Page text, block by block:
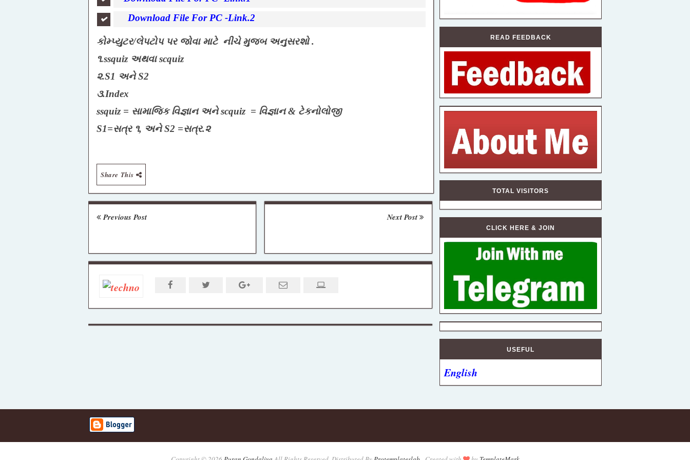
Download File For PC -Link.2
કોમ્પ્યુટર/લેપટોપ પર જોવા માટે નીચે મુજબ અનુસરશો .
૧.ssquiz અથવા scquiz
૨.S1 અને S2
૩.Index
ssquiz = સામાજિક વિજ્ઞાન અનેscquiz = વિજ્ઞાન & ટેકનોલોજી
S1=સત્ર ૧, અનેS2 =સત્ર.૨
Share This
Previous Post Next Post
READ FEEDBACK
TOTAL VISITORS
CLICK HERE & JOIN
USEFUL
English